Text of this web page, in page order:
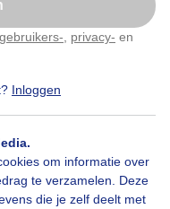
gebruikers- privacy- en
Inloggen
om informatie over
te verzamelen. Deze
die je zelf deelt met
passen